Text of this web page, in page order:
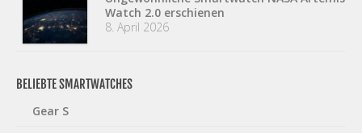
Watch 2.0 erschienen
8. April 2026
BELIEBTE SMARTWATCHES
Gear S